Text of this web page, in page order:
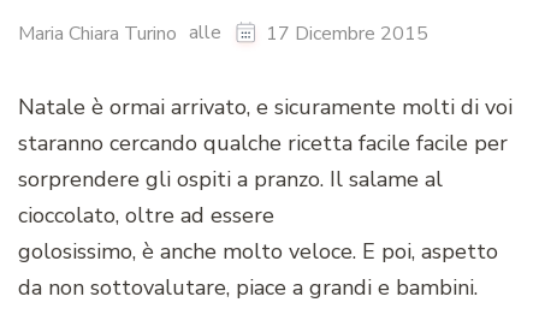
Maria Chiara Turino alle 17 Dicembre 2015
Natale è ormai arrivato, e sicuramente molti di voi
staranno cercando qualche ricetta facile facile per
sorprendere gli ospiti a pranzo. Il salame al
cioccolato, oltre ad essere
golosissimo, è anche molto veloce. E poi, aspetto
da non sottovalutare, piace a grandi e bambini.